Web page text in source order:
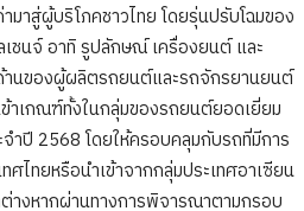
าสู่ผู้บริโภคชาวไทย โดยรุ่นปรับโฉมของ
ชนจ์ อาทิ รูปลักษณ์ เครื่องยนต์ และ
ด้านของผู้ผลิตรถยนต์และรถจักรยานยนต์
าเกณฑ์ทั้งในกลุ่มของรถยนต์ยอดเยี่ยม
ปี 2568 โดยให้ครอบคลุมกับรถที่มีการ
ไทยหรือนำเข้าจากกลุ่มประเทศอาเซียน
งหากผ่านทางการพิจารณาตามกรอบ